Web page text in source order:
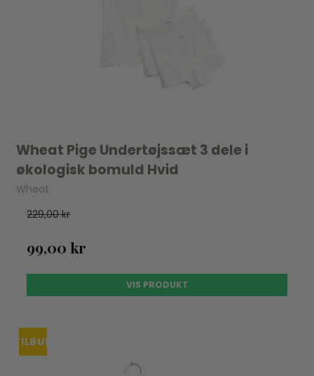
Wheat Pige Undertøjssæt 3 dele i
økologisk bomuld Hvid
Wheat
229,00 kr
99,00 kr
VIS PRODUKT
TILBUDUDSOLGT